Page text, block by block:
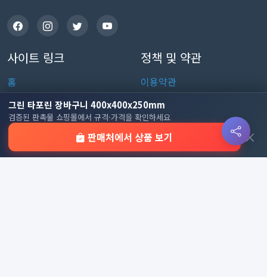
그린 타포린 장바구니 400x400x250mm
검증된 판촉물 쇼핑몰에서 규격·가격을 확인하세요
판매처에서 상품 보기 ×
사이트 링크
홈
판촉물 인기 순위
전체 카테고리
자주 묻는 질문
정책 및 약관
이용약관
개인정보처리방침
쿠키 정책